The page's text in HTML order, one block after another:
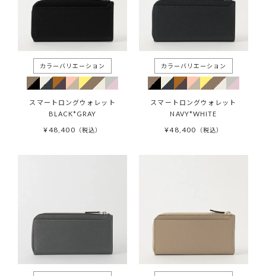
スマートロングウォレット
BLACK*GRAY
¥48,400 税込
スマートロングウォレット
NAVY*WHITE
¥48,400 税込